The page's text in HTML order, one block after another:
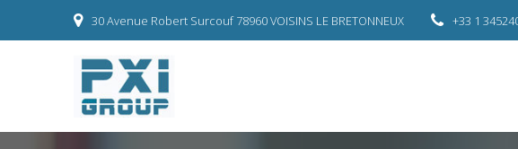
30 Avenue Robert Surcouf 78960 VOISINS LE BRETONNEUX +33 1